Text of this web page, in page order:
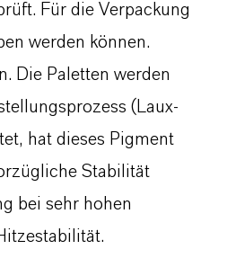
Für die Verpackung
werden können.
Die Paletten werden
(Laux-
hat dieses Pigment
Stabilität
bei sehr hohen